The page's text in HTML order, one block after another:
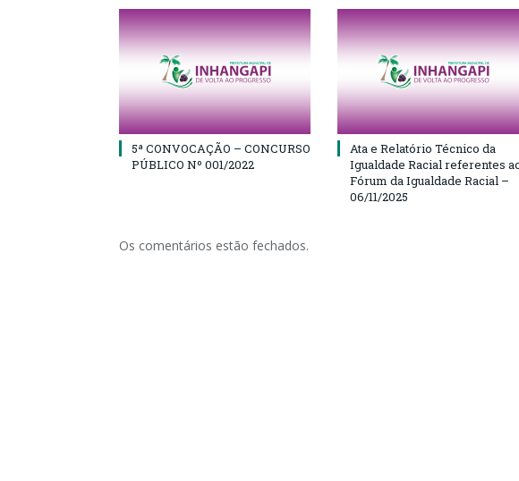
5ª CONVOCAÇÃO – CONCURSO
PÚBLICO Nº 001/2022
Ata e Relatório Técnico da
Igualdade Racial referentes
Fórum da Igualdade Racial –
06/11/2025
Os comentários estão fechados.